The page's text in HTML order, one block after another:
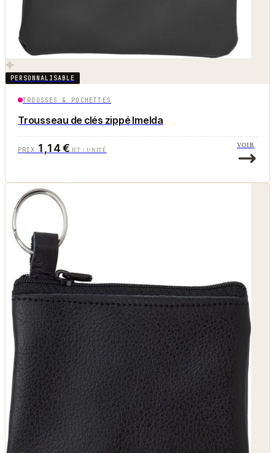
PERSONNALISABLE
TROUSSES & POCHETTES
Trousseau de clés zippé Imelda
PRIX 1,14 €HT / UNITÉ
VOIR